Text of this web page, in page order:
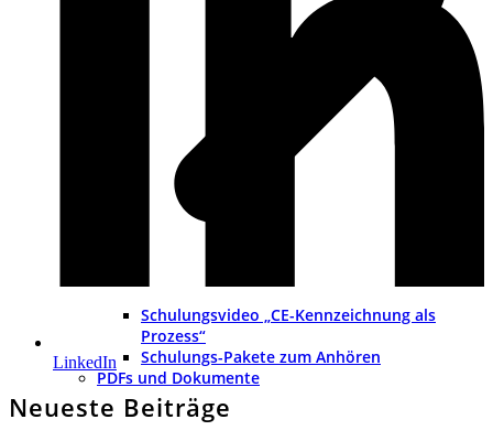
Schulungsvideo „CE-Kennzeichnung als
Prozess“
Schulungs-Pakete zum Anhören
PDFs und Dokumente
LinkedIn
Neueste Beiträge